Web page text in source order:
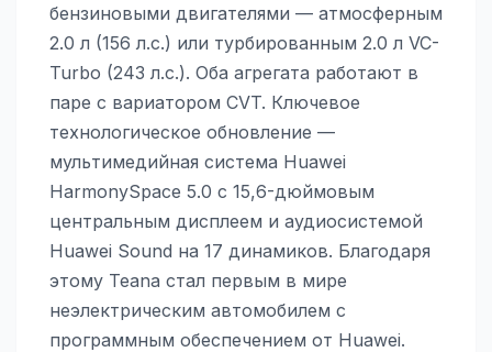
бензиновыми двигателями — атмосферным
2.0 л (156 л.с.) или турбированным 2.0 л VC-
Turbo (243 л.с.). Оба агрегата работают в
паре с вариатором CVT. Ключевое
технологическое обновление —
мультимедийная система Huawei
HarmonySpace 5.0 с 15,6-дюймовым
центральным дисплеем и аудиосистемой
Huawei Sound на 17 динамиков. Благодаря
этому Teana стал первым в мире
неэлектрическим автомобилем с
программным обеспечением от Huawei.